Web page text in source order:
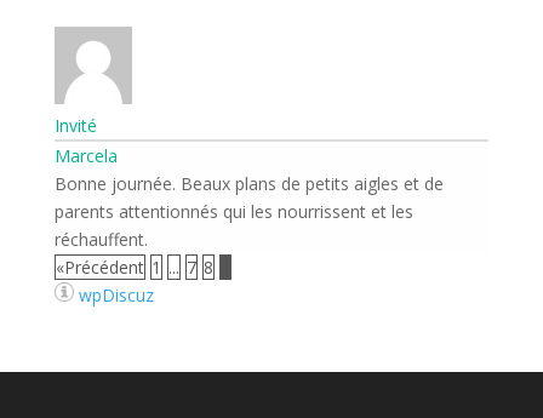
Invité
Marcela
Bonne journée. Beaux plans de petits aigles et de
parents attentionnés qui les nourrissent et les
réchauffent.
«Précédent 1 ... 7 8
wpDiscuz